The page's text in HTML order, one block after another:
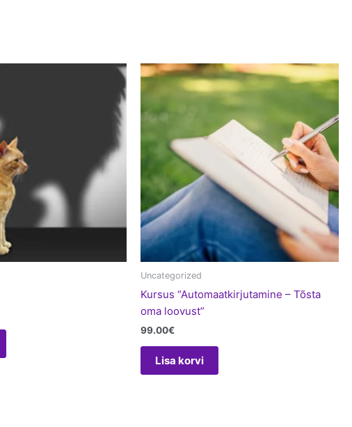
Uncategorized
Kursus “Automaatkirjutamine – Tõsta
oma loovust”
99.00€
Lisa korvi